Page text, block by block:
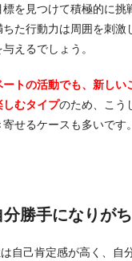
を見つけて積極的に挑
た行動力は周囲を刺激
えるでしょう。
トの活動でも、新しい
しむタイプのため、こう
せるケースも多いです。
分勝手になりがち
自己肯定感が高く、自